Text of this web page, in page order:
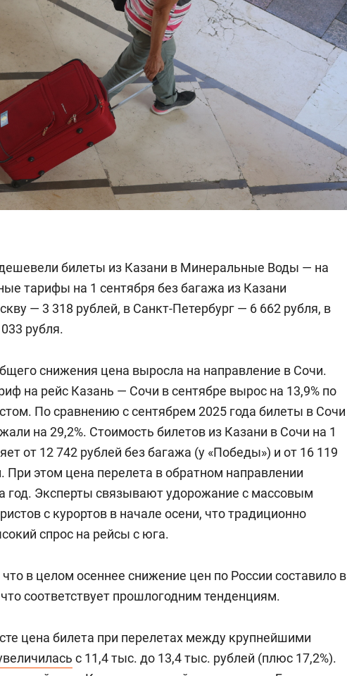
билеты из Казани в Минеральные Воды — на
тарифы на 1 сентября без багажа из Казани
— 3 318 рублей, в Санкт-Петербург — 6 662 рубля, в
рубля.
снижения цена выросла на направление в Сочи.
на рейс Казань — Сочи в сентябре вырос на 13,9% по
По сравнению с сентябрем 2025 года билеты в Сочи
на 29,2%. Стоимость билетов из Казани в Сочи на 1
от 12 742 рублей без багажа (у «Победы») и от 16 119
При этом цена перелета в обратном направлении
год. Эксперты связывают удорожание с массовым
с курортов в начале осени, что традиционно
спрос на рейсы с юга.
в целом осеннее снижение цен по России составило в
соответствует прошлогодним тенденциям.
цена билета при перелетах между крупнейшими
с 11,4 тыс. до 13,4 тыс. рублей (плюс 17,2%).